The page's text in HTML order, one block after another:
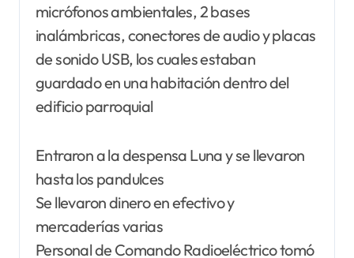
micrófonos ambientales, 2 bases
inalámbricas, conectores de audio y placas
de sonido USB, los cuales estaban
guardado en una habitación dentro del
edificio parroquial
Entraron a la despensa Luna y se llevaron
hasta los pandulces
Se llevaron dinero en efectivo y
mercaderías varias
Personal de Comando Radioeléctrico tomó